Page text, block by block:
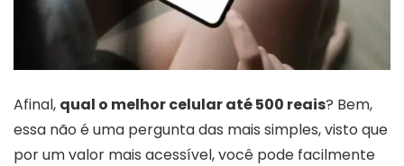
Afinal, qual o melhor celular até 500 reais? Bem,
essa não é uma pergunta das mais simples, visto que
por um valor mais acessível, você pode facilmente